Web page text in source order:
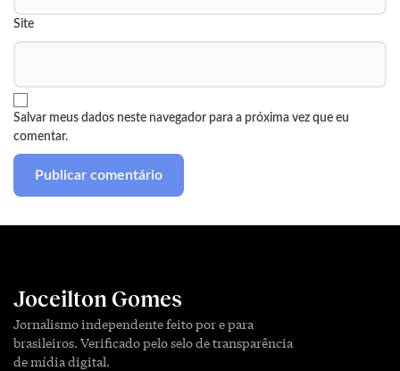
Site
Salvar meus dados neste navegador para a próxima vez que eu
comentar.
Joceilton Gomes
Jornalismo independente feito por e para
brasileiros. Verificado pelo selo de transparência
de mídia digital.